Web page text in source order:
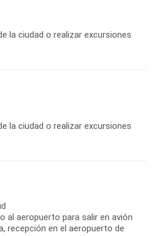
la ciudad o realizar excursiones
la ciudad o realizar excursiones
al aeropuerto para salir en avión
recepción en el aeropuerto de